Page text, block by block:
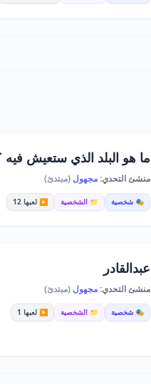
ما هو البلد الذي ستعيش فيه
منشئ التحدي:مجهول (مبتدئ)
🎭 شخصية 📁 الشخصية ▶️ لعبها 12
عبدالقادر
منشئ التحدي:مجهول (مبتدئ)
🎭 شخصية 📁 الشخصية ▶️ لعبها 1